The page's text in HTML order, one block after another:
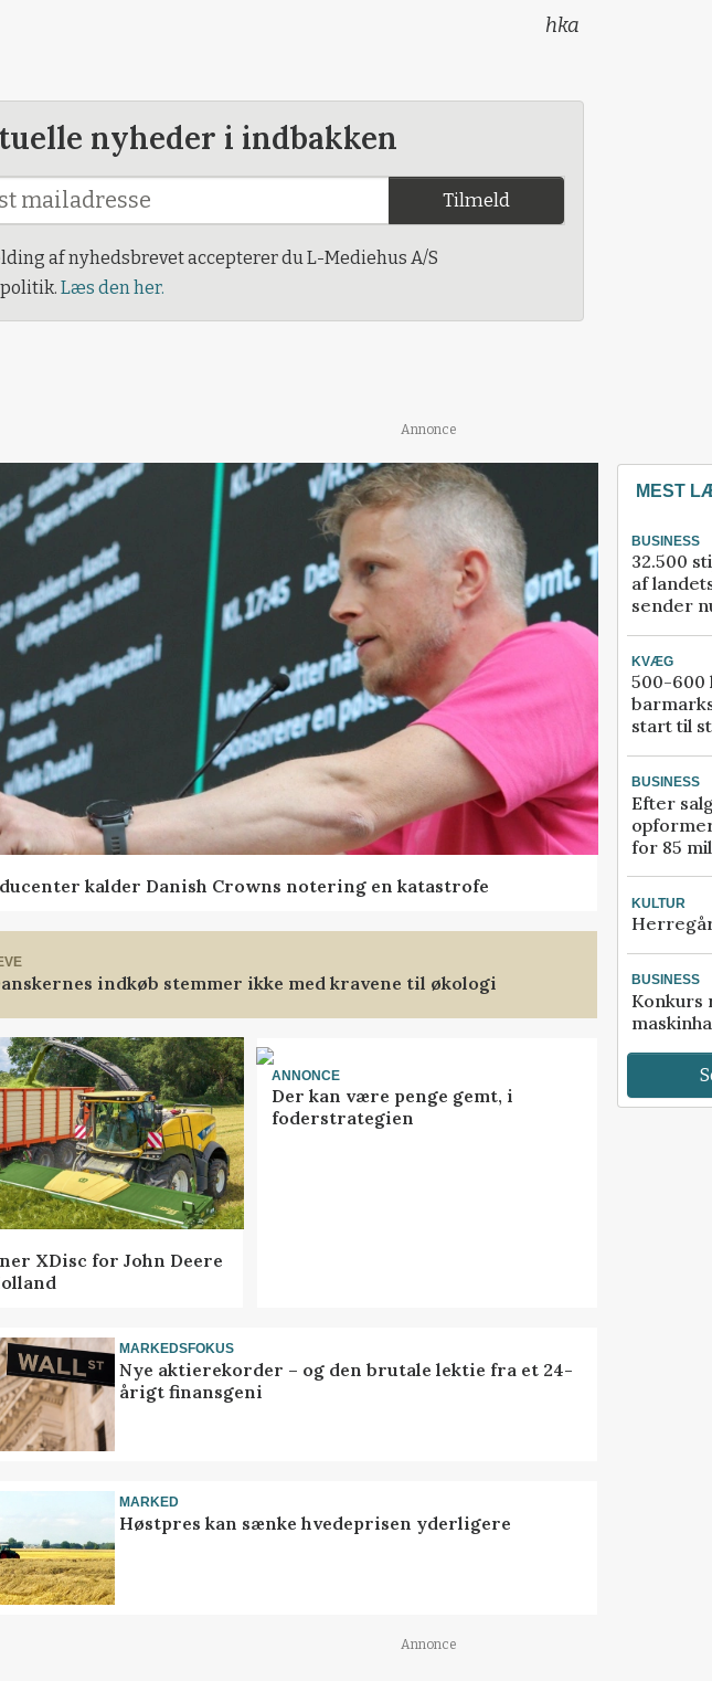
hka
nyheder i indbakken
Tilmeld
af nyhedsbrevet accepterer du L-Mediehus A/S
Læs den her.
Annonce
kalder Danish Crowns notering en katastrofe
indkøb stemmer ikke med kravene til økologi
XDisc for John Deere
ANNONCE
Der kan være penge gemt, i
foderstrategien
MARKEDSFOKUS
Nye aktierekorder – og den brutale lektie fra et 24-
årigt finansgeni
MARKED
Høstpres kan sænke hvedeprisen yderligere
MEST
BUSINESS
32.500
af
sender
KVÆG
500-600
start til
BUSINESS
Efter
for 85
KULTUR
BUSINESS
Konkurs
Annonce